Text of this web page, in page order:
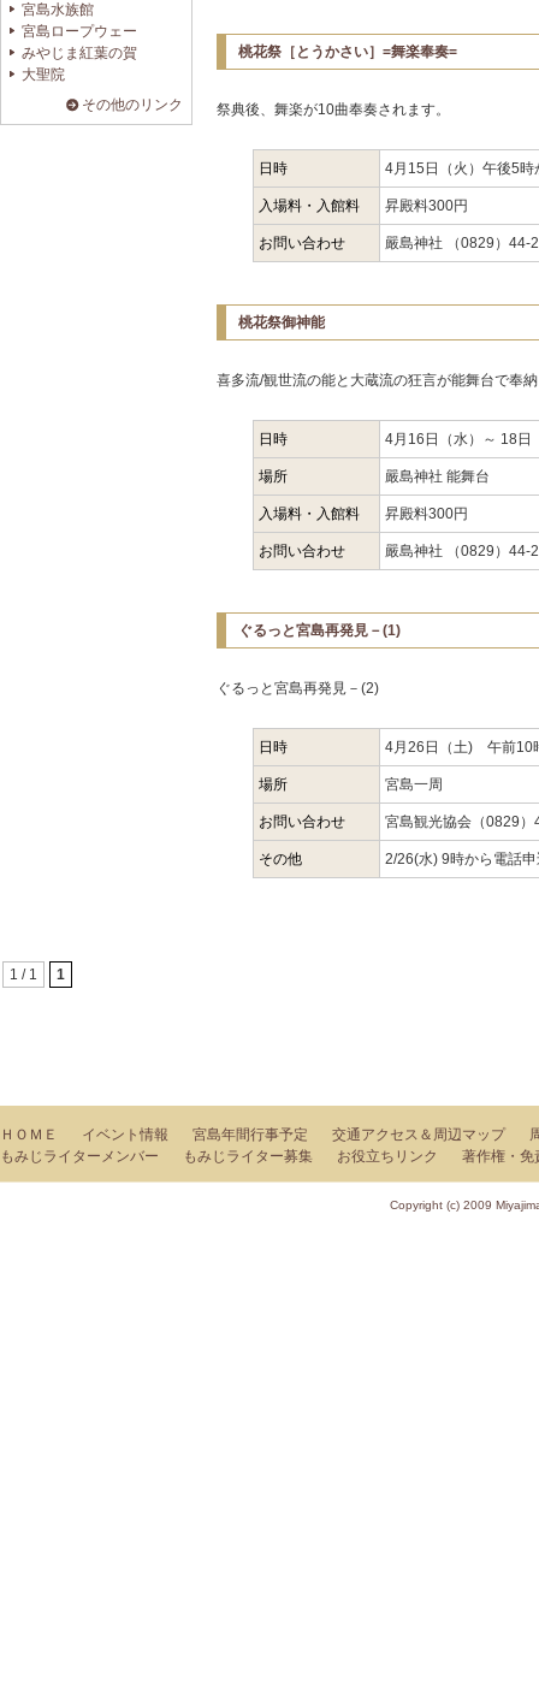
桃花祭［とうかさい］=舞楽奉奏=
祭典後、舞楽が10曲奉奏されます。
日時 4月15日（火）午後5時
入場料・入館料 昇殿料300円
お問い合わせ 嚴島神社 （0829）44-
桃花祭御神能
喜多流/観世流の能と大蔵流の狂言が能舞台で奉
日時 4月16日（水）～ 18日
場所 嚴島神社 能舞台
入場料・入館料 昇殿料300円
お問い合わせ 嚴島神社 （0829）44-
ぐるっと宮島再発見－(1)
ぐるっと宮島再発見－(2)
日時 4月26日（土) 午前10
場所 宮島一周
お問い合わせ 宮島観光協会（0829
その他 2/26(水) 9時から電話
宮島水族館
宮島ロープウェー
みやじま紅葉の賀
大聖院
その他のリンク
1 / 1 1
ＨＯＭＥ イベント情報 宮島年間行事予定 交通アクセス＆周辺マップ
もみじライターメンバー
もみじライター募集 お役立ちリンク 著作権・免
Copyright (c) 2009